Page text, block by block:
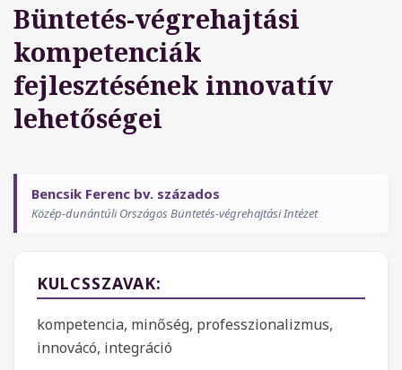
Büntetés-végrehajtási
kompetenciák
fejlesztésének innovatív
lehetőségei
Bencsik Ferenc bv. százados
Közép-dunántúli Országos Büntetés-végrehajtási Intézet
KULCSSZAVAK:
kompetencia, minőség, professzionalizmus,
innovácó, integráció